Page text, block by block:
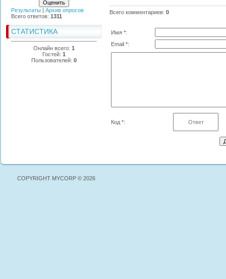
Результаты | Архив опросов
Всего ответов: 1311
СТАТИСТИКА
Онлайн всего: 1
Гостей: 1
Пользователей: 0
Всего комментариев: 0
Имя *:
Email *:
Код *:
COPYRIGHT MYCORP © 2026